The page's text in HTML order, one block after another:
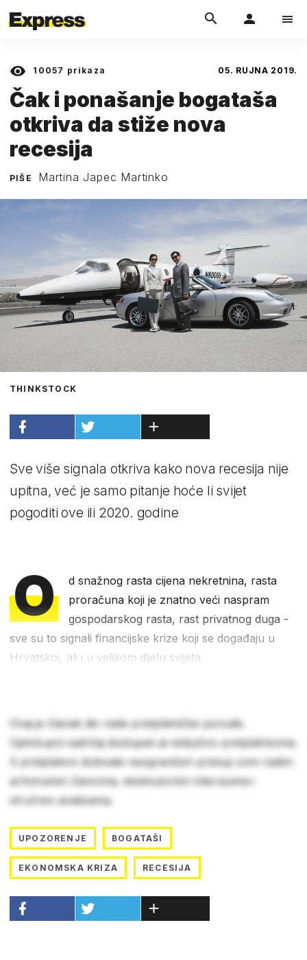
10057 prikaza 05. RUJNA 2019.
Čak i ponašanje bogataša
otkriva da stiže nova
recesija
PIŠE Martina Japec Martinko
THINKSTOCK
Sve više signala otkriva kako nova recesija nije
upitna, već je samo pitanje hoće li svijet
pogoditi ove ili 2020. godine
O
d snažnog rasta cijena nekretnina, rasta
proračuna koji je znatno veći naspram
gospodarskog rasta, rast privatnog duga -
sve su to signali financijske krize koji se događaju u
Hrvatskoj, ali i u velikom dijelu svijeta.
Ovaj je članak dio naše pretplatničke ponude.
Cjelokupni sadržaj dostupan je isključivo pretplatnicima.
S pretplatom dobivate neograničen pristup svim našim
arhiviranim člancima, ekskluzivnim intervjuima i
stručnim analizama.
UPOZORENJE BOGATAŠI
EKONOMSKA KRIZA RECESIJA